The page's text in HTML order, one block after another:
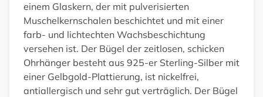
einem Glaskern, der mit pulverisierten
Muschelkernschalen beschichtet und mit einer
farb- und lichtechten Wachsbeschichtung
versehen ist. Der Bügel der zeitlosen, schicken
Ohrhänger besteht aus 925-er Sterling-Silber mit
einer Gelbgold-Plattierung, ist nickelfrei,
antiallergisch und sehr gut verträglich. Der Bügel